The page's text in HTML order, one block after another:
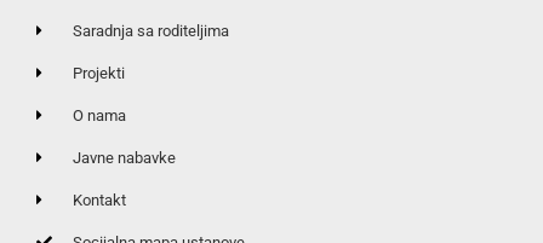
Saradnja sa roditeljima
Projekti
O nama
Javne nabavke
Kontakt